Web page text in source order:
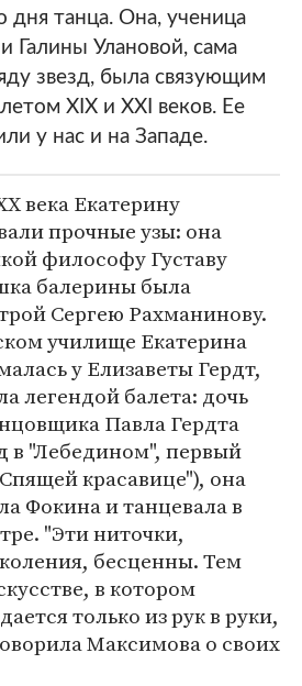
танца. Она, ученица
Галины Улановой, сама
звезд, была связующим
XIX и XXI веков. Ее
у нас и на Западе.
века Екатерину
прочные узы: она
философу Густаву
балерины была
Сергею Рахманинову.
училище Екатерина
у Елизаветы Гердт,
легендой балета: дочь
Павла Гердта
в "Лебедином", первый
красавице"), она
Фокина и танцевала в
"Эти ниточки,
бесценны. Тем
в котором
только из рук в руки,
Максимова о своих